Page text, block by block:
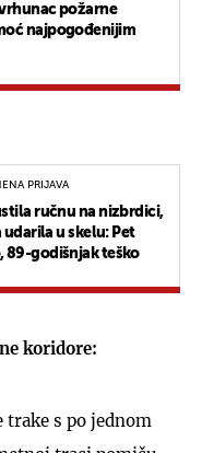
požarne
najpogođenijim
PRIJAVA
ručnu na nizbrdici,
udarila u skelu: Pet
89-godišnjak teško
koridore:
trake s po jednom